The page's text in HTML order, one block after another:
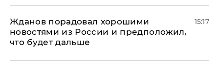
Жданов порадовал хорошими
новостями из России и предположил,
что будет дальше
15:17